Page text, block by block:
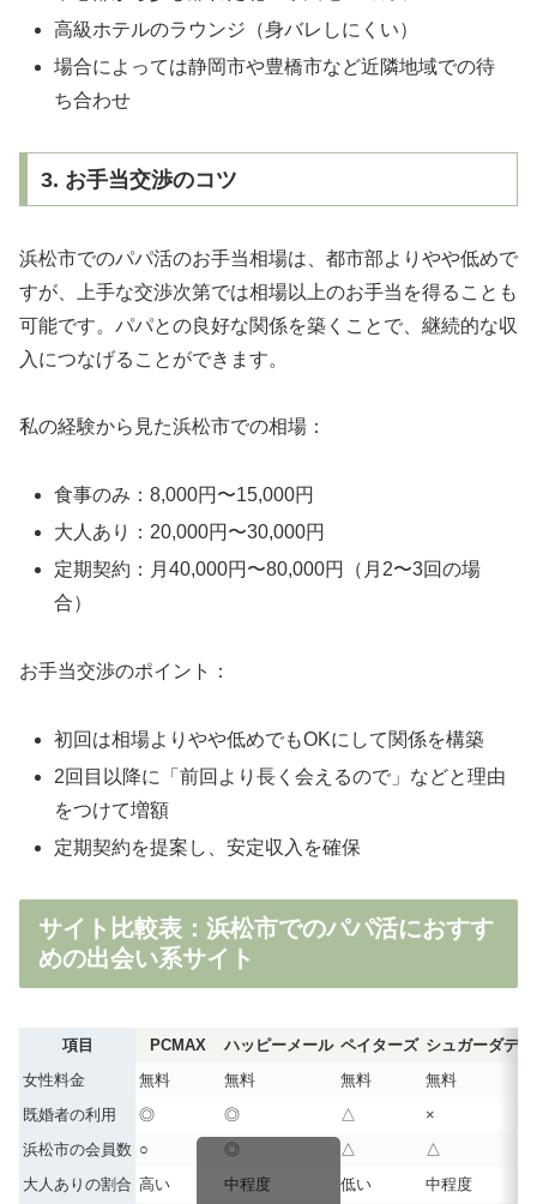
高級ホテルのラウンジ（身バレしにくい）
場合によっては静岡市や豊橋市など近隣地域での待
ち合わせ
3. お手当交渉のコツ
浜松市でのパパ活のお手当相場は、都市部よりやや低めで
すが、上手な交渉次第では相場以上のお手当を得ることも
可能です。パパとの良好な関係を築くことで、継続的な収
入につなげることができます。
私の経験から見た浜松市での相場：
食事のみ：8,000円〜15,000円
大人あり：20,000円〜30,000円
定期契約：月40,000円〜80,000円（月2〜3回の場
合）
お手当交渉のポイント：
初回は相場よりやや低めでもOKにして関係を構築
2回目以降に「前回より長く会えるので」などと理由
をつけて増額
定期契約を提案し、安定収入を確保
サイト比較表：浜松市でのパパ活におすす
めの出会い系サイト
項目 PCMAX ハッピーメール ペイターズ シュガーダディ
女性料金
無料 無料 無料
無料
既婚者の利用
◎ ◎ △
×
浜松市の会員数 ○ ◎ △
△
大人ありの割合 高い 中程度 低い
中程度